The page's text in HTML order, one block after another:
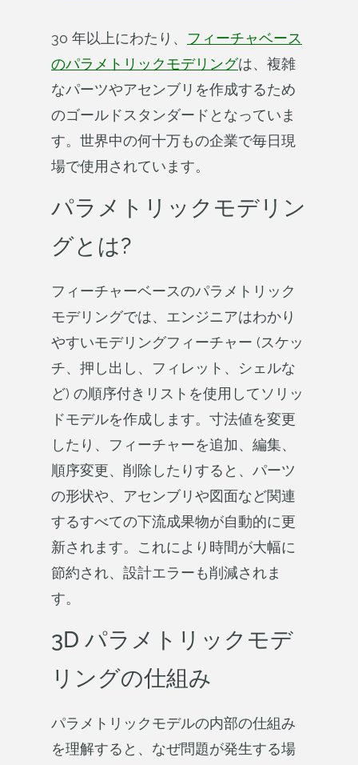
30 年以上にわたり、 フィーチャベース
のパラメトリックモデリングは、複雑
なパーツやアセンブリを作成するため
のゴールドスタンダードとなっていま
す。世界中の何十万もの企業で毎日現
場で使用されています。
パラメトリックモデリン
グとは?
フィーチャーベースのパラメトリック
モデリングでは、エンジニアはわかり
やすいモデリングフィーチャー (スケッ
チ、押し出し、フィレット、シェルな
ど) の順序付きリストを使用してソリッ
ドモデルを作成します。寸法値を変更
したり、フィーチャーを追加、編集、
順序変更、削除したりすると、パーツ
の形状や、アセンブリや図面など関連
するすべての下流成果物が自動的に更
新されます。これにより時間が大幅に
節約され、設計エラーも削減されま
す。
3D パラメトリックモデ
リングの仕組み
パラメトリックモデルの内部の仕組み
を理解すると、なぜ問題が発生する場